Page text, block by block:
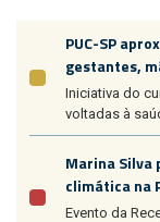
PUC-SP
gestantes,
Iniciativa do
voltadas à
Marina
climática na
Evento da